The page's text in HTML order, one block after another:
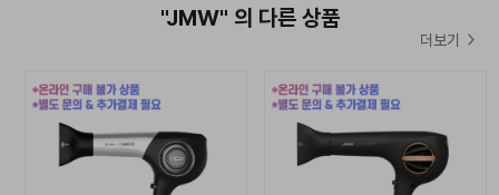
*해당 이벤트 사은품은 별도 안내없이 재고 상황에 따라 변경될 수
*이벤트 사은품은 유통기간이 짧은 상품일 수 있습니다.*
-------------------------------------------------
"JMW" 의 다른 상품
더보기